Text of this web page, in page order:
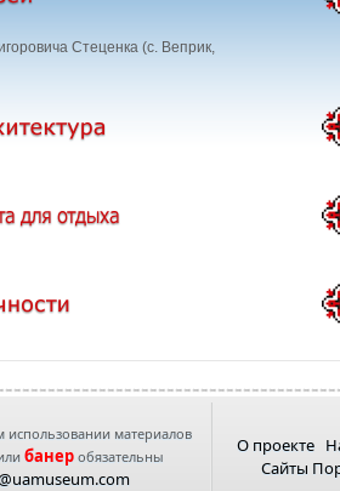
Стеценка (с. Веприк,
материалов
банеробязательны
О проекте
Сайты